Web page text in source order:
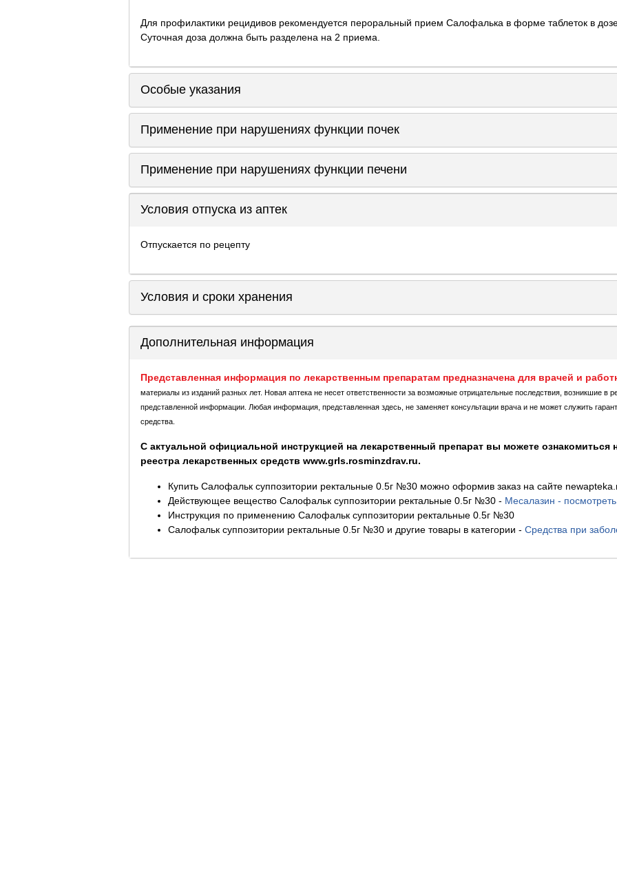
Для профилактики рецидивов рекомендуется пероральный прием Салофалька в форме таблеток в
Суточная доза должна быть разделена на 2 приема.
Особые указания
Применение при нарушениях функции почек
Применение при нарушениях функции печени
Условия отпуска из аптек
Отпускается по рецепту
Условия и сроки хранения
Дополнительная информация
Представленная информация по лекарственным препаратам предназначена для врачей и
материалы из изданий разных лет. Новая аптека не несет ответственности за возможные отрицательные последствия, возникшие в
представленной информации. Любая информация, представленная здесь, не заменяет консультации врача и не может служить
средства.
С актуальной официальной инструкцией на лекарственный препарат вы можете ознакомиться
реестра лекарственных средств www.grls.rosminzdrav.ru.
Купить Салофальк суппозитории ректальные 0.5г №30 можно оформив заказ на сайте
Действующее вещество Салофальк суппозитории ректальные 0.5г №30 - Месалазин -
Инструкция по применению Салофальк суппозитории ректальные 0.5г №30
Салофальк суппозитории ректальные 0.5г №30 и другие товары в категории - Средства при